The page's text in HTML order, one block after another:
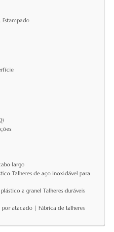
largo
Talheres de aço inoxidável para
a granel Talheres duráveis
por atacado | Fábrica de talheres